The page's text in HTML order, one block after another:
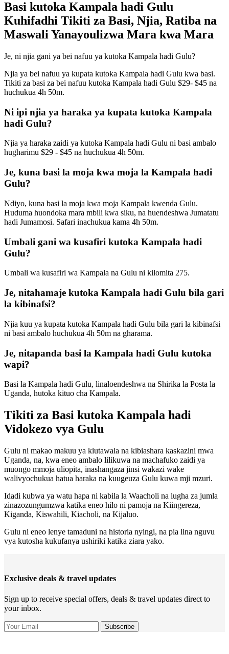
Basi kutoka Kampala hadi Gulu
Kuhifadhi Tikiti za Basi, Njia, Ratiba na
Maswali Yanayoulizwa Mara kwa Mara
Je, ni njia gani ya bei nafuu ya kutoka Kampala hadi Gulu?
Njia ya bei nafuu ya kupata kutoka Kampala hadi Gulu kwa basi.
Tikiti za basi za bei nafuu kutoka Kampala hadi Gulu $29- $45 na
huchukua 4h 50m.
Ni ipi njia ya haraka ya kupata kutoka Kampala
hadi Gulu?
Njia ya haraka zaidi ya kutoka Kampala hadi Gulu ni basi ambalo
hugharimu $29 - $45 na huchukua 4h 50m.
Je, kuna basi la moja kwa moja la Kampala hadi
Gulu?
Ndiyo, kuna basi la moja kwa moja Kampala kwenda Gulu.
Huduma huondoka mara mbili kwa siku, na huendeshwa Jumatatu
hadi Jumamosi. Safari inachukua kama 4h 50m.
Umbali gani wa kusafiri kutoka Kampala hadi
Gulu?
Umbali wa kusafiri wa Kampala na Gulu ni kilomita 275.
Je, nitahamaje kutoka Kampala hadi Gulu bila gari
la kibinafsi?
Njia kuu ya kupata kutoka Kampala hadi Gulu bila gari la kibinafsi
ni basi ambalo huchukua 4h 50m na gharama.
Je, nitapanda basi la Kampala hadi Gulu kutoka
wapi?
Basi la Kampala hadi Gulu, linaloendeshwa na Shirika la Posta la
Uganda, hutoka kituo cha Kampala.
Tikiti za Basi kutoka Kampala hadi
Vidokezo vya Gulu
Gulu ni makao makuu ya kiutawala na kibiashara kaskazini mwa
Uganda, na, kwa eneo ambalo lilikuwa na machafuko zaidi ya
muongo mmoja uliopita, inashangaza jinsi wakazi wake
walivyochukua hatua haraka na kuugeuza Gulu kuwa mji mzuri.
Idadi kubwa ya watu hapa ni kabila la Waacholi na lugha za jumla
zinazozungumzwa katika eneo hilo ni pamoja na Kiingereza,
Kiganda, Kiswahili, Kiacholi, na Kijaluo.
Gulu ni eneo lenye tamaduni na historia nyingi, na pia lina nguvu
vya kutosha kukufanya ushiriki katika ziara yako.
Exclusive deals & travel updates
Sign up to receive special offers, deals & travel updates direct to
your inbox.